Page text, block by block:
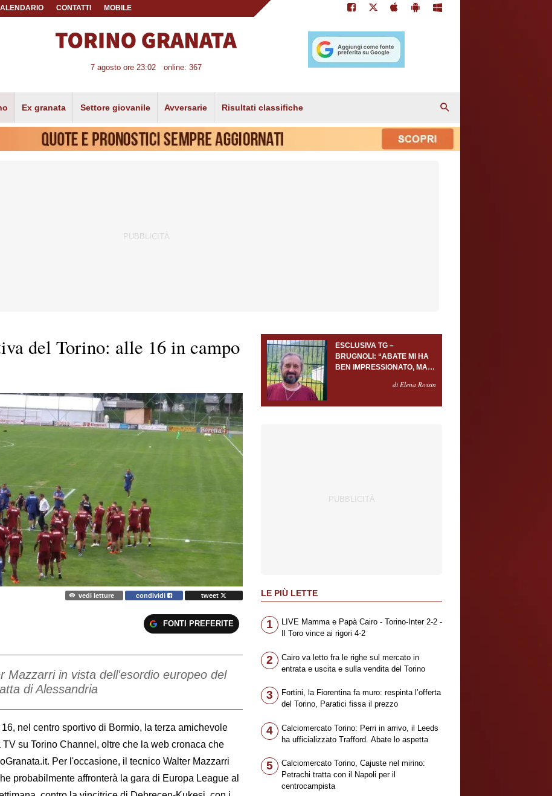
CONTATTI MOBILE
7 agosto ore 23:02 online: 367
Ex granata Settore giovanile Avversarie Risultati classifiche
del Torino: alle 16 in campo
vedi letture condividi tweet
FONTI PREFERITE
Mazzarri in vista dell'esordio europeo del
di Alessandria
nel centro sportivo di Bormio, la terza amichevole
su Torino Channel, oltre che la web cronaca che
Per l'occasione, il tecnico Walter Mazzarri
probabilmente affronterà la gara di Europa League al
ESCLUSIVA TG –
BRUGNOLI: “ABATE MI HA
BEN IMPRESSIONATO, MA
PORTIERE SERVONOdi Elena Rossin
LE PIÙ LETTE
1
LIVE Mamma e Papà Cairo - Torino-Inter 2-2 -
Il Toro vince ai rigori 4-2
2
Cairo va letto fra le righe sul mercato in
entrata e uscita e sulla vendita del Torino
3
Fortini, la Fiorentina fa muro: respinta l’offerta
del Torino, Paratici fissa il prezzo
4
Calciomercato Torino: Perri in arrivo, il Leeds
ha ufficializzato Trafford. Abate lo aspetta
5
Calciomercato Torino, Cajuste nel mirino:
Petrachi tratta con il Napoli per il
centrocampista